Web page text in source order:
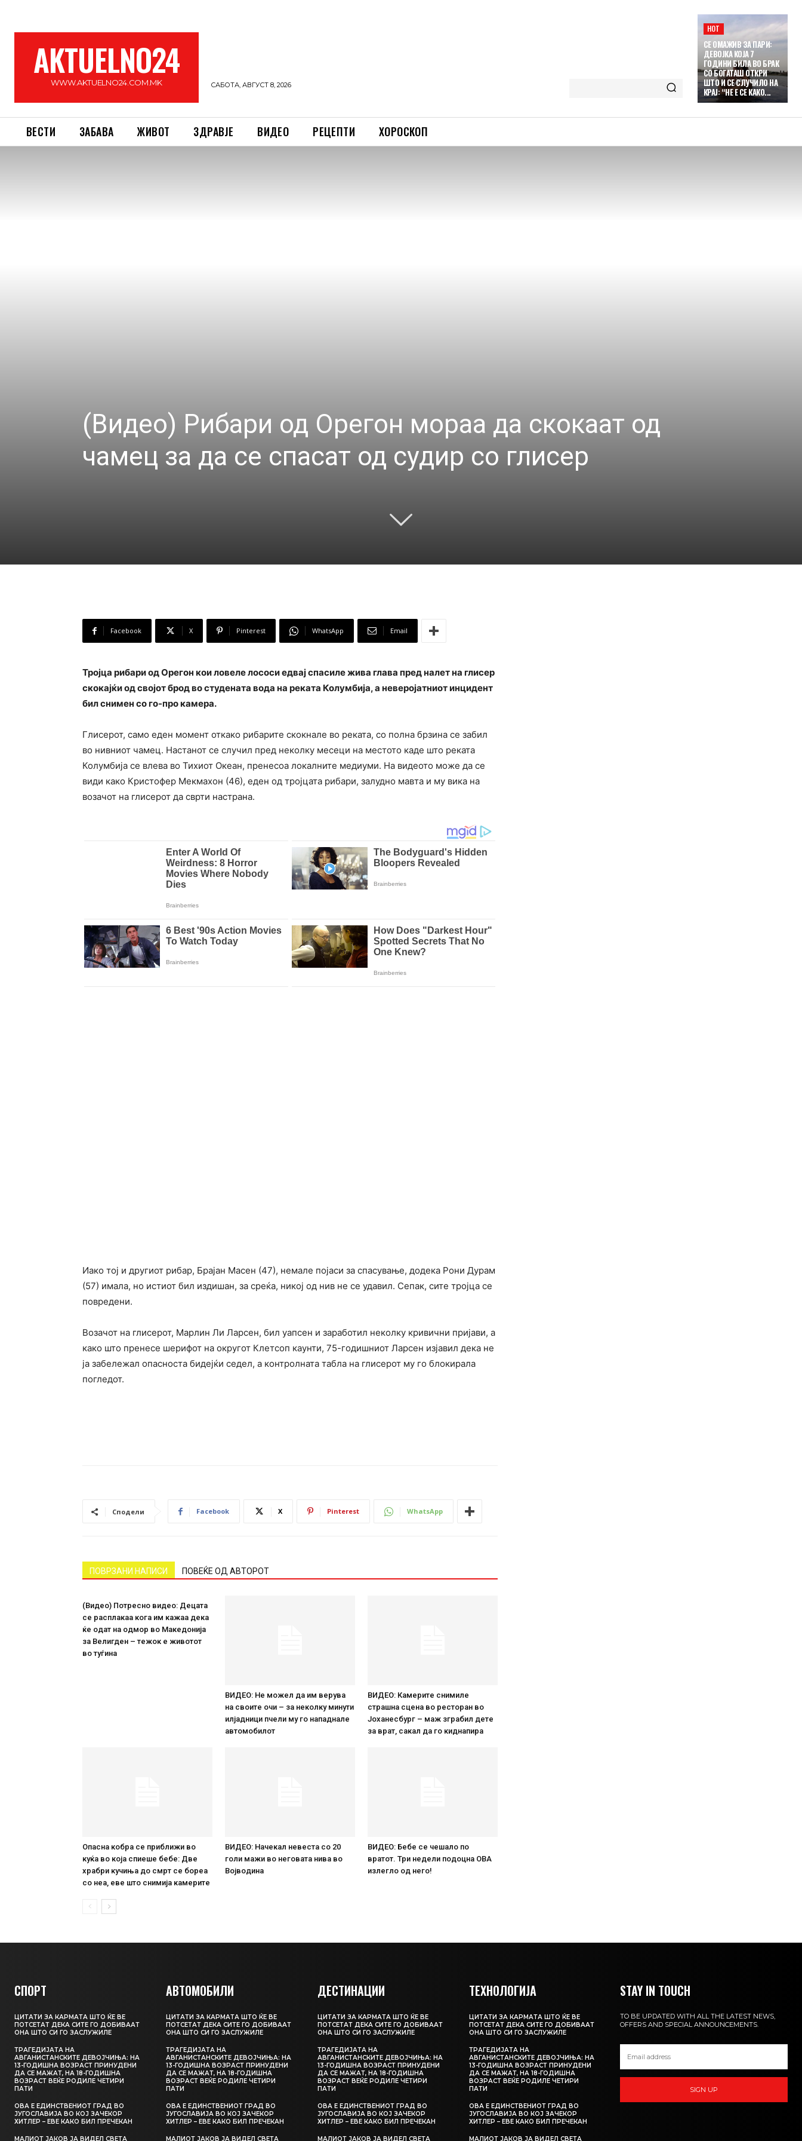
AKTUELNO24
WWW.AKTUELNO24.COM.MK САБОТА, АВГУСТ 8, 2026
HOT
СЕ ОМАЖИВ ЗА ПАРИ:
ДЕВОЈКА КОЈА 7
ГОДИНИ БИЛА ВО БРАК
СО БОГАТАШ ОТКРИ
ШТО И СЕ СЛУЧИЛО НА
КРАЈ: “НЕ Е СЕ КАКО...
ВЕСТИ ЗАБАВА ЖИВОТ ЗДРАВЈЕ ВИДЕО РЕЦЕПТИ ХОРОСКОП
(Видео) Рибари од Орегон мораа да скокаат од
чамец за да се спасат од судир со глисер
Facebook X Pinterest WhatsApp Email
Тројца рибари од Орегон кои ловеле лососи едвај спасиле жива глава пред налет на глисер
скокајќи од својот брод во студената вода на реката Колумбија, а неверојатниот инцидент
бил снимен со го-про камера.
Глисерот, само еден момент откако рибарите скокнале во реката, со полна брзина се забил
во нивниот чамец. Настанот се случил пред неколку месеци на местото каде што реката
Колумбија се влева во Тихиот Океан, пренесоа локалните медиуми. На видеото може да се
види како Кристофер Мекмахон (46), еден од тројцата рибари, залудно мавта и му вика на
возачот на глисерот да сврти настрана.
Иако тој и другиот рибар, Брајан Масен (47), немале појаси за спасување, додека Рони Дурам
(57) имала, но истиот бил издишан, за среќа, никој од нив не се удавил. Сепак, сите тројца се
повредени.
Возачот на глисерот, Марлин Ли Ларсен, бил уапсен и заработил неколку кривични пријави, а
како што пренесе шерифот на округот Клетсоп каунти, 75-годишниот Ларсен изјавил дека не
ја забележал опасноста бидејќи седел, а контролната табла на глисерот му го блокирала
погледот.
Сподели Facebook X Pinterest WhatsApp
ПОВРЗАНИ НАПИСИ ПОВЕЌЕ ОД АВТОРОТ
(Видео) Потресно видео: Децата
се расплакаа кога им кажаа дека
ќе одат на одмор во Македонија
за Велигден – тежок е животoт
во туѓина
ВИДЕО: Не можел да им верува
на своите очи – за неколку минути
илјадници пчели му го нападнале
автомобилот
ВИДЕО: Камерите снимиле
страшна сцена во ресторан во
Јоханесбург – маж зграбил дете
за врат, сакал да го киднапира
Опасна кобра се приближи во
куќа во која спиеше бебе: Две
храбри кучиња до смрт се бореа
со неа, еве што снимија камерите
ВИДЕО: Начекал невеста со 20
голи мажи во неговата нива во
Војводина
ВИДЕО: Бебе се чешало по
вратот. Три недели подоцна ОВА
излегло од него!
СПОРТ
ЦИТАТИ ЗА КАРМАТА ШТО ЌЕ ВЕ
ПОТСЕТАТ ДЕКА СИТЕ ГО ДОБИВААТ
ОНА ШТО СИ ГО ЗАСЛУЖИЛЕ
ТРАГЕДИЈАТА НА
АВГАНИСТАНСКИТЕ ДЕВОЈЧИЊА: НА
13-ГОДИШНА ВОЗРАСТ ПРИНУДЕНИ
ДА СЕ МАЖАТ, НА 18-ГОДИШНА
ВОЗРАСТ ВЕЌЕ РОДИЛЕ ЧЕТИРИ
ПАТИ
ОВА Е ЕДИНСТВЕНИОТ ГРАД ВО
ЈУГОСЛАВИЈА ВО КОЈ ЗАЧЕКОР
ХИТЛЕР – ЕВЕ КАКО БИЛ ПРЕЧЕКАН
МАЛИОТ ЈАКОВ ЈА ВИДЕЛ СВЕТА
АВТОМОБИЛИ
ЦИТАТИ ЗА КАРМАТА ШТО ЌЕ ВЕ
ПОТСЕТАТ ДЕКА СИТЕ ГО ДОБИВААТ
ОНА ШТО СИ ГО ЗАСЛУЖИЛЕ
ТРАГЕДИЈАТА НА
АВГАНИСТАНСКИТЕ ДЕВОЈЧИЊА: НА
13-ГОДИШНА ВОЗРАСТ ПРИНУДЕНИ
ДА СЕ МАЖАТ, НА 18-ГОДИШНА
ВОЗРАСТ ВЕЌЕ РОДИЛЕ ЧЕТИРИ
ПАТИ
ОВА Е ЕДИНСТВЕНИОТ ГРАД ВО
ЈУГОСЛАВИЈА ВО КОЈ ЗАЧЕКОР
ХИТЛЕР – ЕВЕ КАКО БИЛ ПРЕЧЕКАН
МАЛИОТ ЈАКОВ ЈА ВИДЕЛ СВЕТА
ДЕСТИНАЦИИ
ЦИТАТИ ЗА КАРМАТА ШТО ЌЕ ВЕ
ПОТСЕТАТ ДЕКА СИТЕ ГО ДОБИВААТ
ОНА ШТО СИ ГО ЗАСЛУЖИЛЕ
ТРАГЕДИЈАТА НА
АВГАНИСТАНСКИТЕ ДЕВОЈЧИЊА: НА
13-ГОДИШНА ВОЗРАСТ ПРИНУДЕНИ
ДА СЕ МАЖАТ, НА 18-ГОДИШНА
ВОЗРАСТ ВЕЌЕ РОДИЛЕ ЧЕТИРИ
ПАТИ
ОВА Е ЕДИНСТВЕНИОТ ГРАД ВО
ЈУГОСЛАВИЈА ВО КОЈ ЗАЧЕКОР
ХИТЛЕР – ЕВЕ КАКО БИЛ ПРЕЧЕКАН
МАЛИОТ ЈАКОВ ЈА ВИДЕЛ СВЕТА
ТЕХНОЛОГИЈА
ЦИТАТИ ЗА КАРМАТА ШТО ЌЕ ВЕ
ПОТСЕТАТ ДЕКА СИТЕ ГО ДОБИВААТ
ОНА ШТО СИ ГО ЗАСЛУЖИЛЕ
ТРАГЕДИЈАТА НА
АВГАНИСТАНСКИТЕ ДЕВОЈЧИЊА: НА
13-ГОДИШНА ВОЗРАСТ ПРИНУДЕНИ
ДА СЕ МАЖАТ, НА 18-ГОДИШНА
ВОЗРАСТ ВЕЌЕ РОДИЛЕ ЧЕТИРИ
ПАТИ
ОВА Е ЕДИНСТВЕНИОТ ГРАД ВО
ЈУГОСЛАВИЈА ВО КОЈ ЗАЧЕКОР
ХИТЛЕР – ЕВЕ КАКО БИЛ ПРЕЧЕКАН
МАЛИОТ ЈАКОВ ЈА ВИДЕЛ СВЕТА
STAY IN TOUCH
TO BE UPDATED WITH ALL THE LATEST NEWS,
OFFERS AND SPECIAL ANNOUNCEMENTS.
SIGN UP